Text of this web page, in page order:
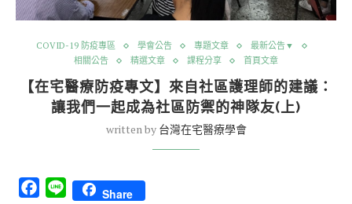
COVID-19 防疫專區 學會公告 專題文章
最新公告▼
相關公告
精選文章 課程分享 首頁文章
【在宅醫療防疫專文】來自社區護理師的建議：
讓我們一起成為社區防禦的神隊友(上)
written by 台灣在宅醫療學會
Facebook
Line Share